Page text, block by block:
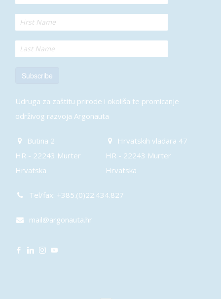
Subscribe
Udruga za zaštitu prirode i okoliša te promicanje
održivog razvoja Argonauta
Butina 2
HR - 22243 Murter
Hrvatska
Hrvatskih vladara 47
HR - 22243 Murter
Hrvatska
Tel/fax: +385.(0)22.434.827
mail@argonauta.hr